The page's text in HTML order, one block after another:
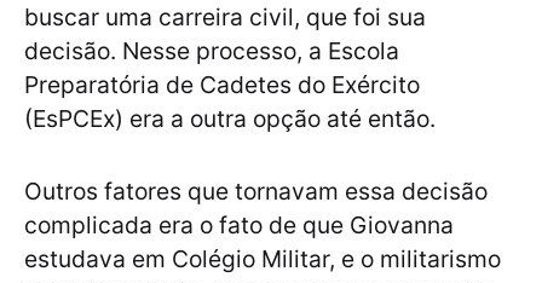
buscar uma carreira civil, que foi sua
decisão. Nesse processo, a Escola
Preparatória de Cadetes do Exército
(EsPCEx) era a outra opção até então.
Outros fatores que tornavam essa decisão
complicada era o fato de que Giovanna
estudava em Colégio Militar, e o militarismo